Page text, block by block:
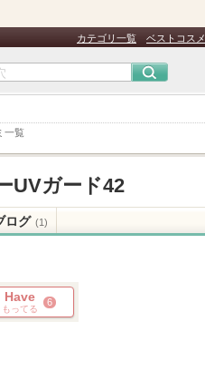
一覧
カテゴリ一覧 ベストコスメ
UVガード42
ログ (1)
Have
もってる
6